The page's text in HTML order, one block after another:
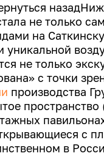
не только
на
не только
с точки
производства
с
в